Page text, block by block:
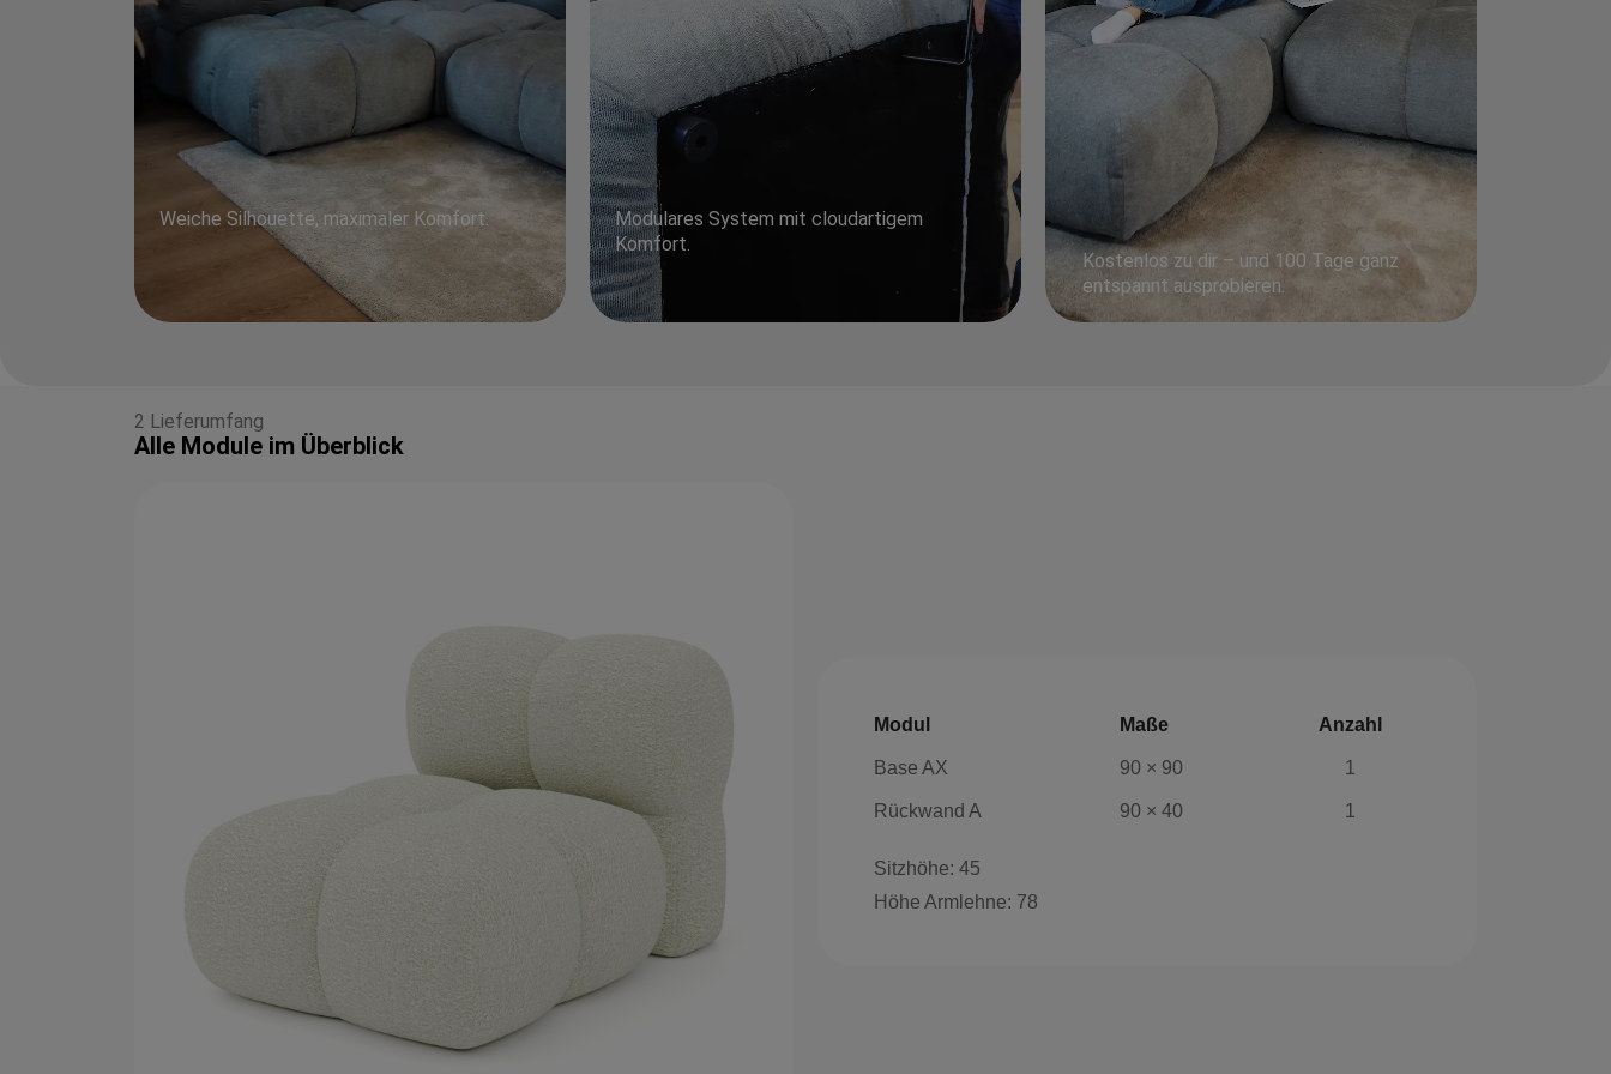
Weiche Silhouette, maximaler Komfort.
Modulares System mit cloudartigem
Komfort.
Kostenlos zu dir – und 100 Tage ganz
entspannt ausprobieren.
2 Lieferumfang
Alle Module im Überblick
Modul Maße Anzahl
Base AX 90 × 90 1
Rückwand A 90 × 40 1
Sitzhöhe: 45
Höhe Armlehne: 78